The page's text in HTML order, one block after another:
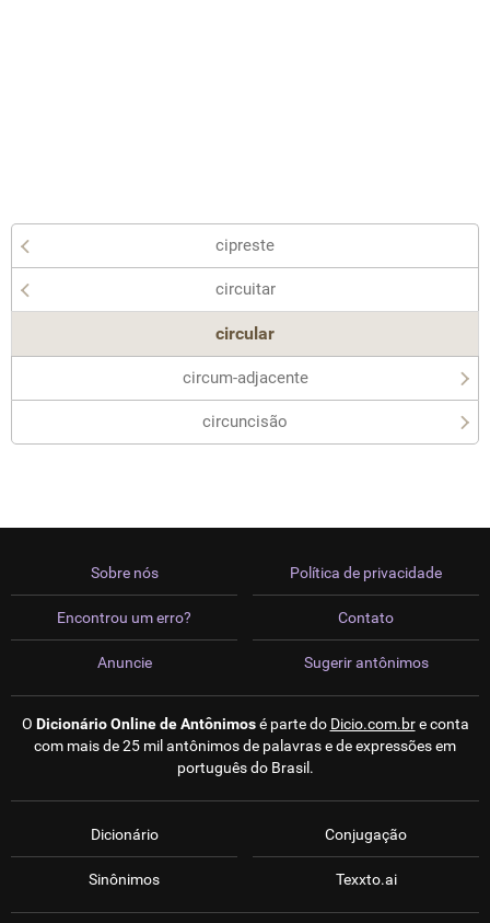
cipreste
circuitar
circular
circum-adjacente
circuncisão
Sobre nós
Encontrou um erro?
Anuncie
Política de privacidade
Contato
Sugerir antônimos
O Dicionário Online de Antônimosé parte do Dicio.com.bre conta
com mais de 25 mil antônimos de palavras e de expressões em
português do Brasil.
Dicionário
Sinônimos
Conjugação
Texxto.ai